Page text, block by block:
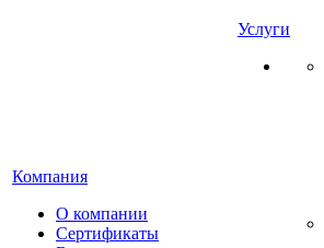
Компания
О компании
Сертификаты
Услуги